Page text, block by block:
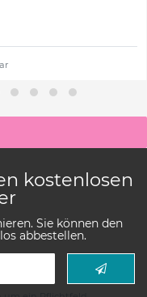
kostenlosen
Sie können den
abbestellen.